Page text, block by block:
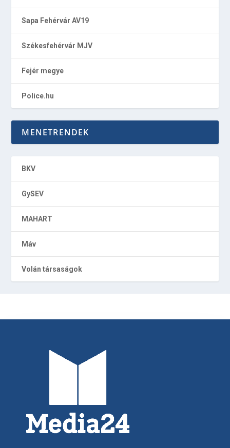
Sapa Fehérvár AV19
Székesfehérvár MJV
Fejér megye
Police.hu
MENETRENDEK
BKV
GySEV
MAHART
Máv
Volán társaságok